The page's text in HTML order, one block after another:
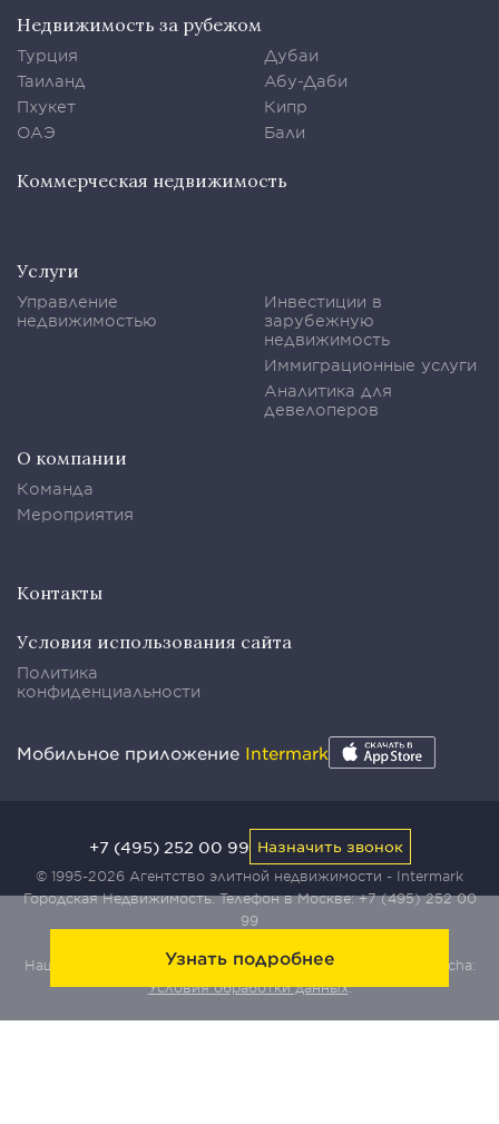
Узнать подробнее
Недвижимость за рубежом
Турция
Таиланд
Пхукет
ОАЭ
Дубаи
Абу-Даби
Кипр
Бали
Коммерческая недвижимость
Услуги
Управление
недвижимостью
Инвестиции в
зарубежную
недвижимость
Иммиграционные услуги
Аналитика для
девелоперов
О компании
Команда
Мероприятия
Контакты
Условия использования сайта
Политика
конфиденциальности
Мобильное приложение Intermark
© 1995-2026 Агентство элитной недвижимости - Intermark
Городская Недвижимость. Телефон в Москве:+7 (495) 252 00
99
Наш сайт защищен с помощью сервиса Yandex SmartCaptcha:
Условия обработки данных.
+7 (495) 252 00 99 Назначить звонок